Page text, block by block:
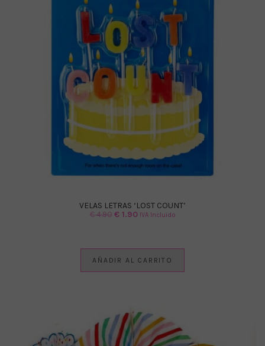
VELAS LETRAS ‘LOST COUNT’
€4.90 El
€1.90ElIVA Incluido
AÑADIR AL CARRITO